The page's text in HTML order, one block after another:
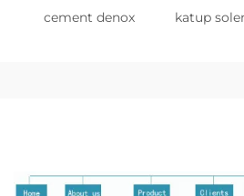
cement denox katup